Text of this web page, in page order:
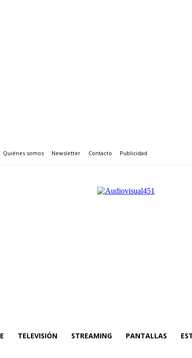
Quiénes somos Newsletter Contacto Publicidad
TELEVISIÓN STREAMING PANTALLAS